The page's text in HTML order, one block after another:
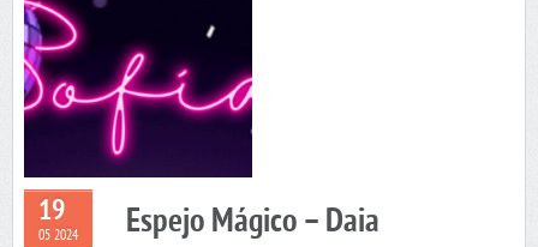
19
05 2024 Espejo Mágico – Daia